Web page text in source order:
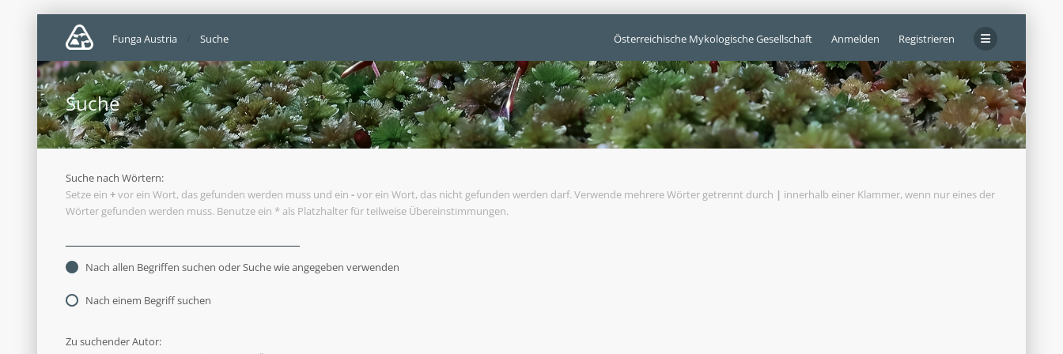
Österreichische Mykologische Gesellschaft Anmelden Registrieren
Funga Austria Suche
Suche
Suche nach Wörtern:
Setze ein +vor ein Wort, das gefunden werden muss und ein -vor ein Wort, das nicht gefunden werden darf. Verwende mehrere Wörter getrennt durch | innerhalb einer Klammer, wenn nur eines der
Wörter gefunden werden muss. Benutze ein * als Platzhalter für teilweise Übereinstimmungen.
Nach allen Begriffen suchen oder Suche wie angegeben verwenden
Nach einem Begriff suchen
Zu suchender Autor: